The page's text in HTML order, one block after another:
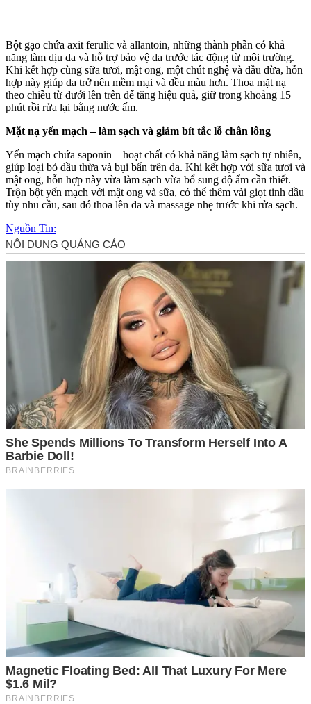
Bột gạo chứa axit ferulic và allantoin, những thành phần có khả
năng làm dịu da và hỗ trợ bảo vệ da trước tác động từ môi trường.
Khi kết hợp cùng sữa tươi, mật ong, một chút nghệ và dầu dừa, hỗn
hợp này giúp da trở nên mềm mại và đều màu hơn. Thoa mặt nạ
theo chiều từ dưới lên trên để tăng hiệu quả, giữ trong khoảng 15
phút rồi rửa lại bằng nước ấm.
Mặt nạ yến mạch – làm sạch và giảm bít tắc lỗ chân lông
Yến mạch chứa saponin – hoạt chất có khả năng làm sạch tự nhiên,
giúp loại bỏ dầu thừa và bụi bẩn trên da. Khi kết hợp với sữa tươi và
mật ong, hỗn hợp này vừa làm sạch vừa bổ sung độ ẩm cần thiết.
Trộn bột yến mạch với mật ong và sữa, có thể thêm vài giọt tinh dầu
tùy nhu cầu, sau đó thoa lên da và massage nhẹ trước khi rửa sạch.
Nguồn Tin: